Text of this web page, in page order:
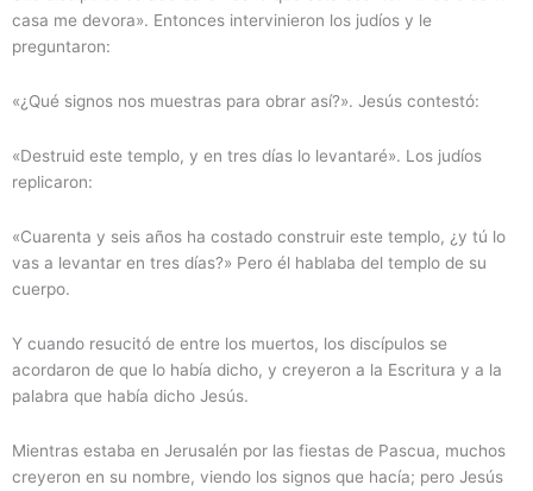
casa me devora». Entonces intervinieron los judíos y le
preguntaron:
«¿Qué signos nos muestras para obrar así?». Jesús contestó:
«Destruid este templo, y en tres días lo levantaré». Los judíos
replicaron:
«Cuarenta y seis años ha costado construir este templo, ¿y tú lo
vas a levantar en tres días?» Pero él hablaba del templo de su
cuerpo.
Y cuando resucitó de entre los muertos, los discípulos se
acordaron de que lo había dicho, y creyeron a la Escritura y a la
palabra que había dicho Jesús.
Mientras estaba en Jerusalén por las fiestas de Pascua, muchos
creyeron en su nombre, viendo los signos que hacía; pero Jesús